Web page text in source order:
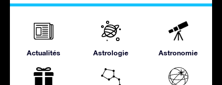
Actualités Astrologie Astronomie